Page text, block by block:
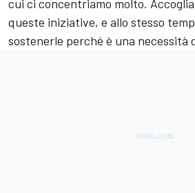
cui ci concentriamo molto.
queste iniziative, e allo stesso
sostenerle perché è una necessità